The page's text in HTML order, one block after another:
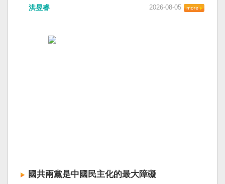
洪昱睿 2026-08-05
國共兩黨是中國民主化的最大障礙